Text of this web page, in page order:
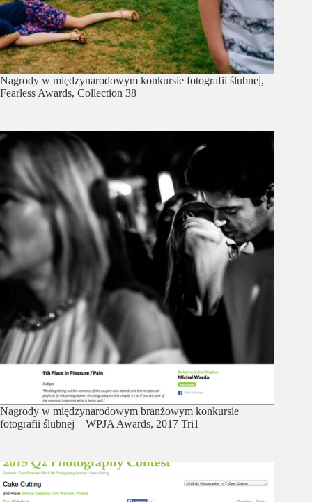
Nagrody w międzynarodowym konkursie fotografii ślubnej,
Fearless Awards, Collection 38
Nagrody w międzynarodowym branżowym konkursie
fotografii ślubnej – WPJA Awards, 2017 Tri1